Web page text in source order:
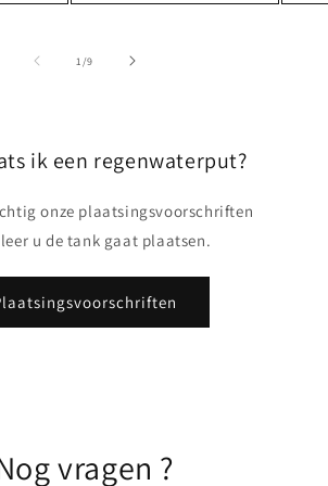
1/van
9
ik een regenwaterput?
onze plaatsingsvoorschriften
u de tank gaat plaatsen.
vragen ?